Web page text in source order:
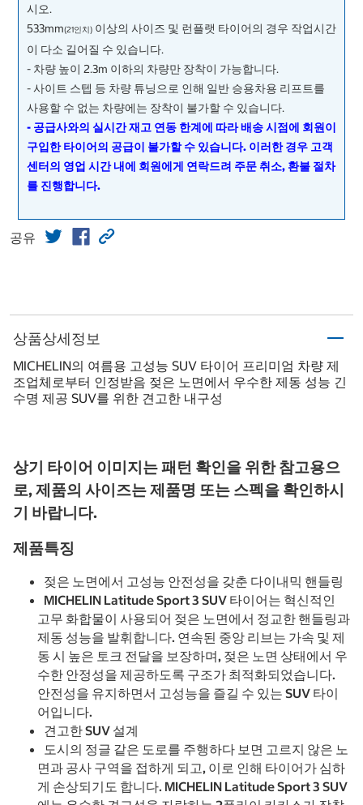
시오.
533mm(21인치) 이상의 사이즈 및 런플랫 타이어의 경우 작업시간
이 다소 길어질 수 있습니다.
- 차량 높이 2.3m 이하의 차량만 장착이 가능합니다.
- 사이트 스텝 등 차량 튜닝으로 인해 일반 승용차용 리프트를
사용할 수 없는 차량에는 장착이 불가할 수 있습니다.
- 공급사와의 실시간 재고 연동 한계에 따라 배송 시점에 회원이
구입한 타이어의 공급이 불가할 수 있습니다. 이러한 경우 고객
센터의 영업 시간 내에 회원에게 연락드려 주문 취소, 환불 절차
를 진행합니다.
공유
상품상세정보
MICHELIN의 여름용 고성능 SUV 타이어 프리미엄 차량 제
조업체로부터 인정받음 젖은 노면에서 우수한 제동 성능 긴
수명 제공 SUV를 위한 견고한 내구성
상기 타이어 이미지는 패턴 확인을 위한 참고용으
로, 제품의 사이즈는 제품명 또는 스펙을 확인하시
기 바랍니다.
제품특징
젖은 노면에서 고성능 안전성을 갖춘 다이내믹 핸들링
MICHELIN Latitude Sport 3 SUV 타이어는 혁신적인
고무 화합물이 사용되어 젖은 노면에서 정교한 핸들링과
제동 성능을 발휘합니다. 연속된 중앙 리브는 가속 및 제
동 시 높은 토크 전달을 보장하며, 젖은 노면 상태에서 우
수한 안정성을 제공하도록 구조가 최적화되었습니다.
안전성을 유지하면서 고성능을 즐길 수 있는 SUV 타이
어입니다.
견고한 SUV 설계
도시의 정글 같은 도로를 주행하다 보면 고르지 않은 노
면과 공사 구역을 접하게 되고, 이로 인해 타이어가 심하
게 손상되기도 합니다. MICHELIN Latitude Sport 3 SUV